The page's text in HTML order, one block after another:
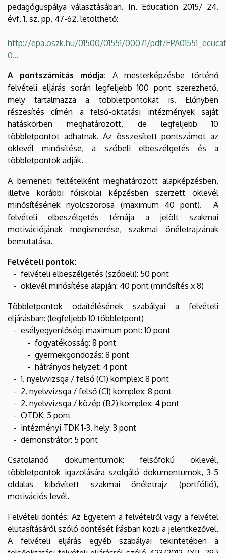
pedagóguspálya választásában. In. Education 2015/ 24.
évf. 1. sz. pp. 47-62. letölthető:
http://epa.oszk.hu/01500/01551/00071/pdf/
0…
A pontszámítás módja: A mesterképzésbe történő
felvételi eljárás során legfeljebb 100 pont szerezhető,
mely tartalmazza a többletpontokat is. Előnyben
részesítés címén a felső-oktatási intézmények saját
hatáskörben meghatározott, de legfeljebb 10
többletpontot adhatnak. Az összesített pontszámot az
oklevél minősítése, a szóbeli elbeszélgetés és a
többletpontok adják.
A bemeneti feltételként meghatározott alapképzésben,
illetve korábbi főiskolai képzésben szerzett oklevél
minősítésének nyolcszorosa (maximum 40 pont). A
felvételi elbeszélgetés témája a jelölt szakmai
motivációjának megismerése, szakmai önéletrajzának
bemutatása.
Felvételi pontok:
- felvételi elbeszélgetés (szóbeli): 50 pont
- oklevél minősítése alapján: 40 pont (minősítés x 8)
Többletpontok odaítélésének szabályai a felvételi
eljárásban: (legfeljebb 10 többletpont)
- esélyegyenlőségi maximum pont: 10 pont
- fogyatékosság: 8 pont
- gyermekgondozás: 8 pont
- hátrányos helyzet: 4 pont
- 1. nyelvvizsga / felső (C1) komplex: 8 pont
- 2. nyelvvizsga / felső (C1) komplex: 8 pont
- 2. nyelvvizsga / közép (B2) komplex: 4 pont
- OTDK: 5 pont
- intézményi TDK 1-3. hely: 3 pont
- demonstrátor: 5 pont
Csatolandó dokumentumok: felsőfokú oklevél,
többletpontok igazolására szolgáló dokumentumok, 3-5
oldalas kibővített szakmai önéletrajz (portfólió),
motivációs levél.
Felvételi döntés: Az Egyetem a felvételről vagy a felvétel
elutasításáról szóló döntését írásban közli a jelentkezővel.
A felvételi eljárás egyéb szabályai tekintetében a